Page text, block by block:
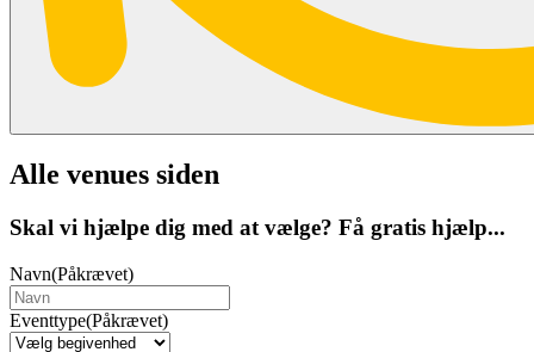
Alle venues siden
Skal vi hjælpe dig med at vælge? Få gratis hjælp...
Navn(Påkrævet)
Eventtype(Påkrævet)